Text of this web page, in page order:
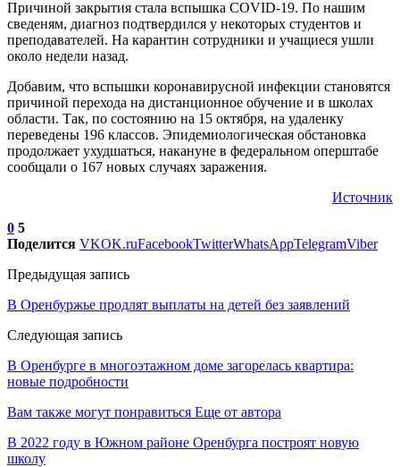
Причиной закрытия стала вспышка COVID-19. По нашим
сведеням, диагноз подтвердился у некоторых студентов и
преподавателей. На карантин сотрудники и учащиеся ушли
около недели назад.
Добавим, что вспышки коронавирусной инфекции становятся
причиной перехода на дистанционное обучение и в школах
области. Так, по состоянию на 15 октября, на удаленку
переведены 196 классов. Эпидемиологическая обстановка
продолжает ухудшаться, накануне в федеральном оперштабе
сообщали о 167 новых случаях заражения.
Источник
0 5
Поделится VKOK.ruFacebookTwitterWhatsAppTelegramViber
Предыдущая запись
В Оренбуржье продлят выплаты на детей без заявлений
Следующая запись
В Оренбурге в многоэтажном доме загорелась квартира:
новые подробности
Вам также могут понравиться Еще от автора
В 2022 году в Южном районе Оренбурга построят новую
школу